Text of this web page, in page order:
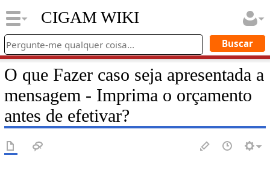
CIGAM WIKI
O que Fazer caso seja apresentada a
mensagem - Imprima o orçamento
antes de efetivar?